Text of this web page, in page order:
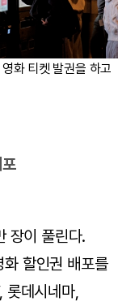
화 티켓 발권을 하고
장이 풀린다.
할인권 배포를
데시네마,